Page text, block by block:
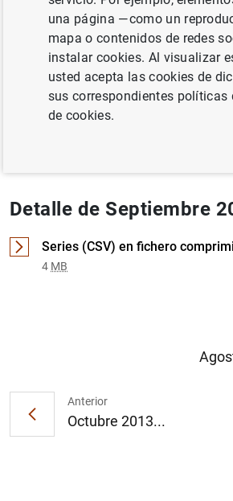
Documento completo
Septiembre 2013 (4
Detalle de Septiembre
Series (CSV) en fichero
4 MB
Anterior
Octubre 2013...
una página —como un
mapa o contenidos de redes
instalar cookies. Al visualizar
usted acepta las cookies de
sus correspondientes políticas
de cookies.